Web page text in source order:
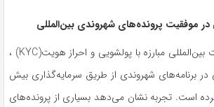
پرونده‌های شهروندی بین‌المللی
با پیچیده‌تر شدن مقررات بین‌المللی مبارزه با پولشویی و احراز هویت(KYC) ،
برنامه‌های شهروندی از طریق سرمایه‌گذاری بیش
است. تجربه نشان می‌دهد بسیاری از پرونده‌های